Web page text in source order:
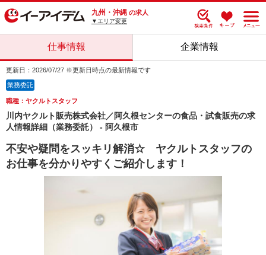
九州・沖縄 の求人
▼エリア変更
仕事情報 企業情報
更新日：2026/07/27 ※更新日時点の最新情報です
業務委託
職種：ヤクルトスタッフ
川内ヤクルト販売株式会社／阿久根センターの食品・試食販売の求
人情報詳細（業務委託） - 阿久根市
不安や疑問をスッキリ解消☆ ヤクルトスタッフの
お仕事を分かりやすくご紹介します！